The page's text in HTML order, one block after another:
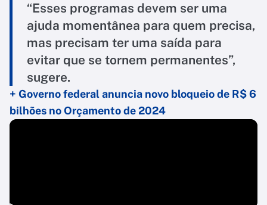
“Esses programas devem ser uma
ajuda momentânea para quem precisa,
mas precisam ter uma saída para
evitar que se tornem permanentes”,
sugere.
+ Governo federal anuncia novo bloqueio de R$ 6
bilhões no Orçamento de 2024